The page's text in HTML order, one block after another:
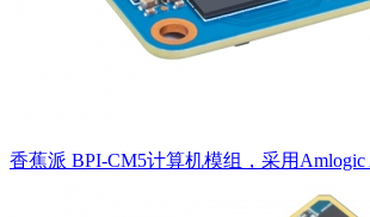
香蕉派 BPI-CM5计算机模组，采用Amlogic